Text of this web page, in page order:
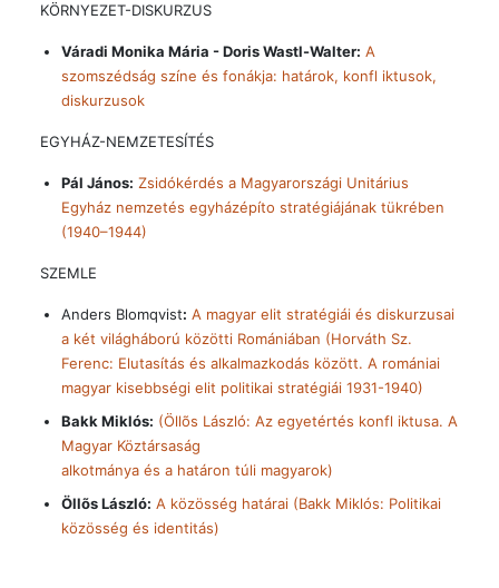
KÖRNYEZET-DISKURZUS
Váradi Monika Mária - Doris Wastl-Walter: A
szomszédság színe és fonákja: határok, konfl iktusok,
diskurzusok
EGYHÁZ-NEMZETESÍTÉS
Pál János: Zsidókérdés a Magyarországi Unitárius
Egyház nemzetés egyházépíto stratégiájának tükrében
(1940–1944)
SZEMLE
Anders Blomqvist: A magyar elit stratégiái és diskurzusai
a két világháború közötti Romániában (Horváth Sz.
Ferenc: Elutasítás és alkalmazkodás között. A romániai
magyar kisebbségi elit politikai stratégiái 1931-1940)
Bakk Miklós: (Öllõs László: Az egyetértés konfl iktusa. A
Magyar Köztársaság
alkotmánya és a határon túli magyarok)
Öllõs László: A közösség határai (Bakk Miklós: Politikai
közösség és identitás)